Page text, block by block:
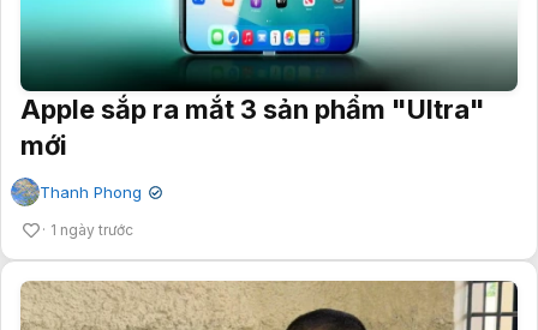
Apple sắp ra mắt 3 sản phẩm "Ultra"
mới
Thanh Phong ✔
1 ngày trước